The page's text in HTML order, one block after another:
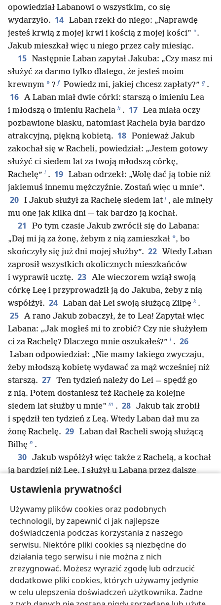
Ustawienia prywatności
Używamy plików cookies oraz podobnych
technologii, by zapewnić ci jak najlepsze
doświadczenia podczas korzystania z naszego
serwisu. Niektóre pliki cookies są niezbędne do
działania tego serwisu i nie można z nich
zrezygnować. Możesz wyrazić zgodę lub odrzucić
dodatkowe pliki cookies, których używamy jedynie
w celu ulepszenia doświadczeń użytkownika. Żadne
opowiedział Labanowi o wszystkim, co się
wydarzyło. 14 Laban rzekł do niego: „Naprawdę
jesteś krwią z mojej krwi i kością z mojej kości” *.
Jakub mieszkał więc u niego przez cały miesiąc.
15 Następnie Laban zapytał Jakuba: „Czy masz mi
służyć za darmo tylko dlatego, że jesteś moim
krewnym * ? f Powiedz mi, jakiej chcesz zapłaty?” g .
16 A Laban miał dwie córki: starszą o imieniu Lea
i młodszą o imieniu Rachela h . 17 Lea miała oczy
pozbawione blasku, natomiast Rachela była bardzo
atrakcyjną, piękną kobietą. 18 Ponieważ Jakub
zakochał się w Racheli, powiedział: „Jestem gotowy
służyć ci siedem lat za twoją młodszą córkę,
Rachelę” i . 19 Laban odrzekł: „Wolę dać ją tobie niż
jakiemuś innemu mężczyźnie. Zostań więc u mnie”.
20 I Jakub służył za Rachelę siedem lat j , ale minęły
mu one jak kilka dni — tak bardzo ją kochał.
21
Po tym czasie Jakub zwrócił się do Labana:
„Daj mi ją za żonę, żebym z nią zamieszkał *, bo
skończyły się już dni mojej służby”. 22 Wtedy Laban
zaprosił wszystkich okolicznych mieszkańców
i wyprawił ucztę. 23 Ale wieczorem wziął swoją
córkę Leę i przyprowadził ją do Jakuba, żeby z nią
współżył. 24 Laban dał Lei swoją służącą Zilpę k .
25 A rano Jakub zobaczył, że to Lea! Zapytał więc
Labana: „Jak mogłeś mi to zrobić? Czy nie służyłem
ci za Rachelę? Dlaczego mnie oszukałeś?” l . 26
Laban odpowiedział: „Nie mamy takiego zwyczaju,
żeby młodszą kobietę wydawać za mąż wcześniej niż
starszą. 27 Ten tydzień należy do Lei — spędź go
z nią. Potem dostaniesz też Rachelę za kolejne
siedem lat służby u mnie” m . 28 Jakub tak zrobił
i spędził ten tydzień z Leą. Wtedy Laban dał mu za
żonę Rachelę. 29 Laban dał Racheli swoją służącą
Bilhę n .
30 Jakub współżył więc także z Rachelą, a kochał
ją bardziej niż Leę. I służył u Labana przez dalsze
siedem lat
.
Kiedy Jehowa zobaczył, że Lea jest
, sprawił, że mogła mieć dzieci
Rachela była niepłodna q . 32 Lea zaszła w ciążę
i urodziła syna. Dała mu na imię Ruben
powiedziała: „Jehowa zobaczył, że cierpię s . Teraz
mój mąż mnie pokocha”. 33 I znowu zaszła w ciążę,
i urodziła syna. Wówczas powiedziała: „Byłam
niekochana, ale Jehowa mnie wysłuchał i dał mi
jeszcze jednego syna”. I nazwała go Symeon * t . 34
Lea kolejny raz zaszła w ciążę, urodziła syna